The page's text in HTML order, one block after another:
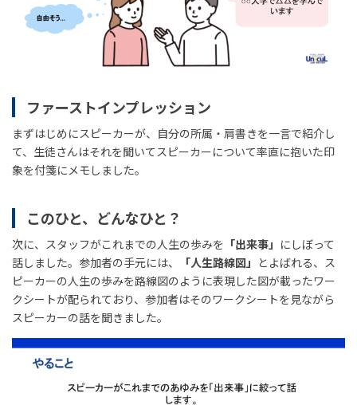
ファーストインプレッション
まずはじめにスピーカーが、自分の所属・肩書きを一言で紹介し
て、生徒さんはそれを聞いてスピーカーについて率直に抱いた印
象を付箋にメモしました。
このひと、どんなひと？
次に、スタッフがこれまでの人生の歩みを 「出来事」 にしぼって
話しました。参加者の手元には、
「人生路線図」 とよばれる、ス
ピーカーの人生の歩みを路線図のように表現した図が載ったワー
クシートが配られており、参加者はそのワークシートを見ながら
スピーカーの話を聞きました。